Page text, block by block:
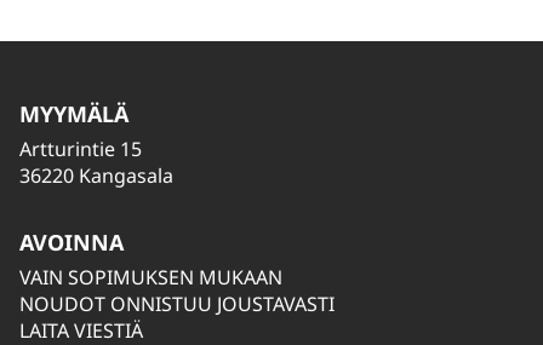
MYYMÄLÄ
Artturintie 15
36220 Kangasala
AVOINNA
VAIN SOPIMUKSEN MUKAAN
NOUDOT ONNISTUU JOUSTAVASTI
LAITA VIESTIÄ